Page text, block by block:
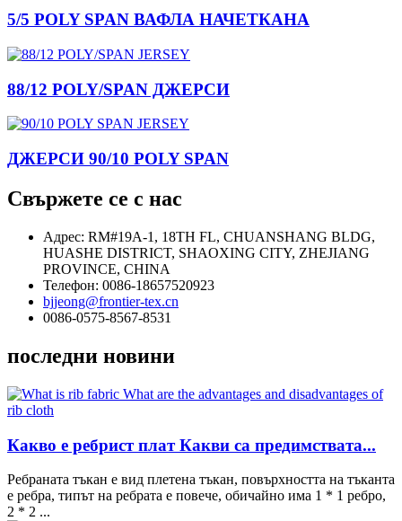
5/5 POLY SPAN ВАФЛА НАЧЕТКАНА
88/12 POLY/SPAN ДЖЕРСИ
ДЖЕРСИ 90/10 POLY SPAN
Свържете се с нас
Адрес: RM#19A-1, 18TH FL, CHUANSHANG BLDG,
HUASHE DISTRICT, SHAOXING CITY, ZHEJIANG
PROVINCE, CHINA
Телефон: 0086-18657520923
bjjeong@frontier-tex.cn
0086-0575-8567-8531
последни новини
Какво е ребрист плат Какви са предимствата...
Ребраната тъкан е вид плетена тъкан, повърхността на тъканта
е ребра, типът на ребрата е повече, обичайно има 1 * 1 ребро,
2 * 2 ...